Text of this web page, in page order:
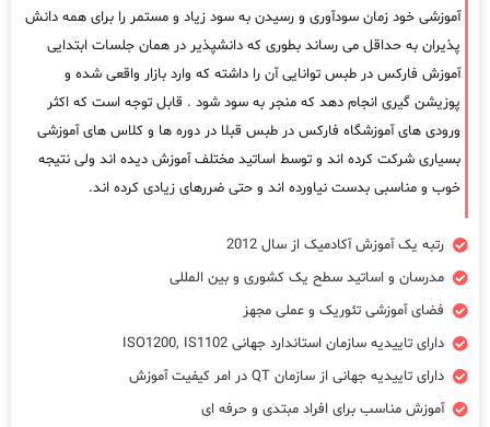
آموزشی خود زمان سودآوری و رسیدن به سود زیاد و مستمر را برای همه دانش
پذیران به حداقل می رساند بطوری که دانشپذیر در همان جلسات ابتدایی
آموزش فارکس در طبس توانایی آن را داشته که وارد بازار واقعی شده و
پوزیشن گیری انجام دهد که منجر به سود شود . قابل توجه است که اکثر
ورودی های آموزشگاه فارکس در طبس قبلا در دوره ها و کلاس های آموزشی
بسیاری شرکت کرده اند و توسط اساتید مختلف آموزش دیده اند ولی نتیجه
خوب و مناسبی بدست نیاورده اند و حتی ضررهای زیادی کرده اند.
رتبه یک آموزش آکادمیک از سال 2012
مدرسان و اساتید سطح یک کشوری و بین المللی
فضای آموزشی تئوریک و عملی مجهز
دارای تاییدیه سازمان استاندارد جهانی ISO1200, IS1102
دارای تاییدیه جهانی از سازمان QT در امر کیفیت آموزش
آموزش مناسب برای افراد مبتدی و حرفه ای